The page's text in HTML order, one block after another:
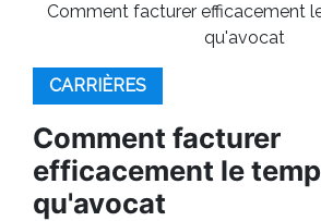
Comment facturer efficacement
qu'avocat
CARRIÈRES
Comment facturer
efficacement le
qu'avocat